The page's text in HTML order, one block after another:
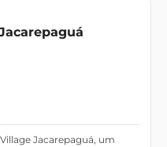
Jacarepaguá, um